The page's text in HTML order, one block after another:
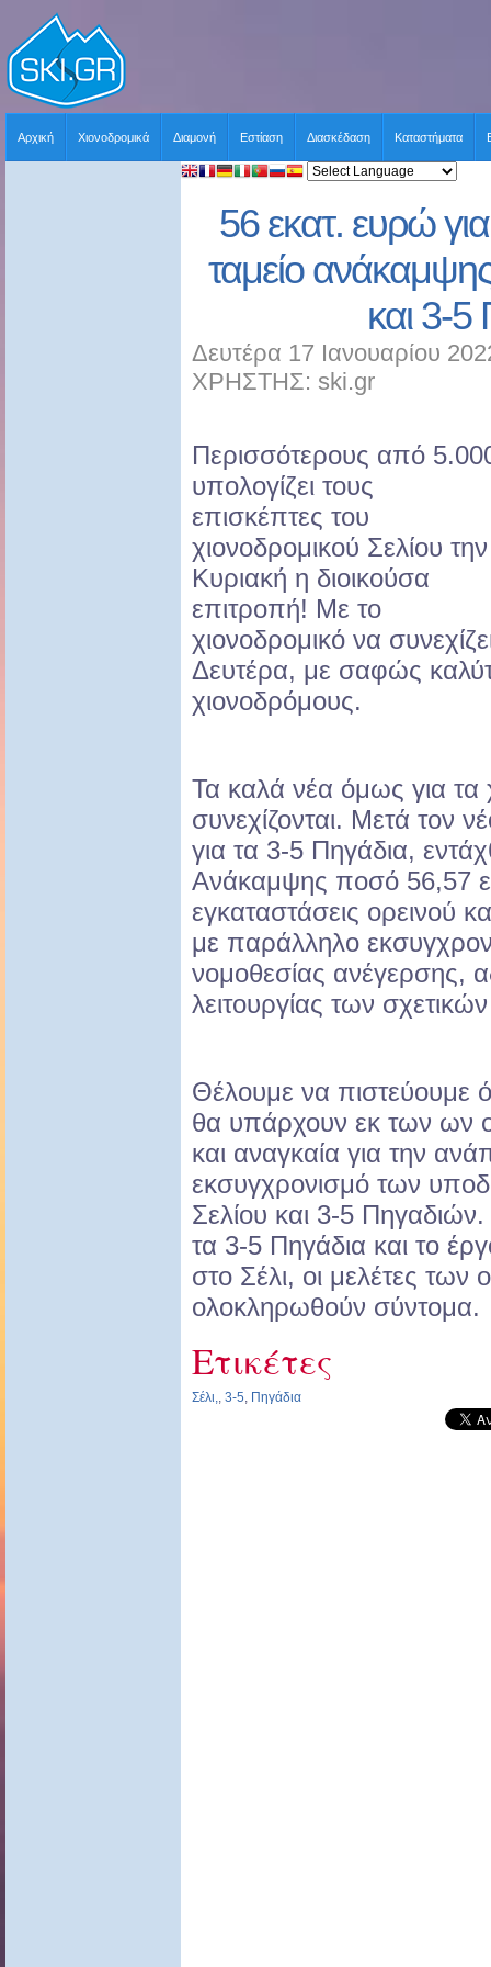
Αρχική Χιονοδρομικά Διαμονή Εστίαση Διασκέδαση Καταστήματα
56 εκατ. ευρώ
ταμείο
και 3-5
Δευτέρα 17 Ιανουαρίου
ΧΡΗΣΤΗΣ: ski.gr
Περισσότερους από
υπολογίζει τους
επισκέπτες του
χιονοδρομικού Σελίου την
Κυριακή η διοικούσα
επιτροπή! Με το
χιονοδρομικό να
Δευτέρα, με σαφώς
χιονοδρόμους.
Τα καλά νέα όμως για τα
συνεχίζονται. Μετά τον
για τα 3-5 Πηγάδια,
Ανάκαμψης ποσό 56,57
εγκαταστάσεις ορεινού
με παράλληλο
νομοθεσίας ανέγερσης,
λειτουργίας των
Θέλουμε να πιστεύουμε
θα υπάρχουν εκ των ων
και αναγκαία για την
εκσυγχρονισμό των
Σελίου και 3-5
τα 3-5 Πηγάδια και το
στο Σέλι, οι μελέτες των
ολοκληρωθούν σύντομα.
Ετικέτες
Σέλι,, 3-5, Πηγάδια